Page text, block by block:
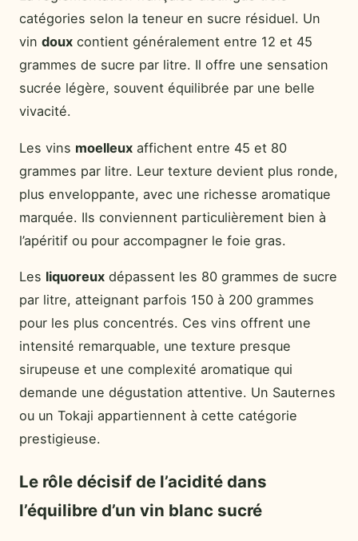
catégories selon la teneur en sucre résiduel. Un
vin doux contient généralement entre 12 et 45
grammes de sucre par litre. Il offre une sensation
sucrée légère, souvent équilibrée par une belle
vivacité.
Les vins moelleux affichent entre 45 et 80
grammes par litre. Leur texture devient plus ronde,
plus enveloppante, avec une richesse aromatique
marquée. Ils conviennent particulièrement bien à
l’apéritif ou pour accompagner le foie gras.
Les liquoreux dépassent les 80 grammes de sucre
par litre, atteignant parfois 150 à 200 grammes
pour les plus concentrés. Ces vins offrent une
intensité remarquable, une texture presque
sirupeuse et une complexité aromatique qui
demande une dégustation attentive. Un Sauternes
ou un Tokaji appartiennent à cette catégorie
prestigieuse.
Le rôle décisif de l’acidité dans
l’équilibre d’un vin blanc sucré